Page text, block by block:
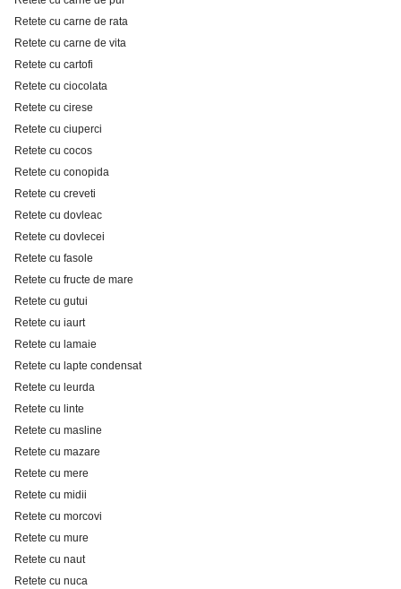
Retete cu carne de rata
Retete cu carne de vita
Retete cu cartofi
Retete cu ciocolata
Retete cu cirese
Retete cu ciuperci
Retete cu cocos
Retete cu conopida
Retete cu creveti
Retete cu dovleac
Retete cu dovlecei
Retete cu fasole
Retete cu fructe de mare
Retete cu gutui
Retete cu iaurt
Retete cu lamaie
Retete cu lapte condensat
Retete cu leurda
Retete cu linte
Retete cu masline
Retete cu mazare
Retete cu mere
Retete cu midii
Retete cu morcovi
Retete cu mure
Retete cu naut
Retete cu nuca